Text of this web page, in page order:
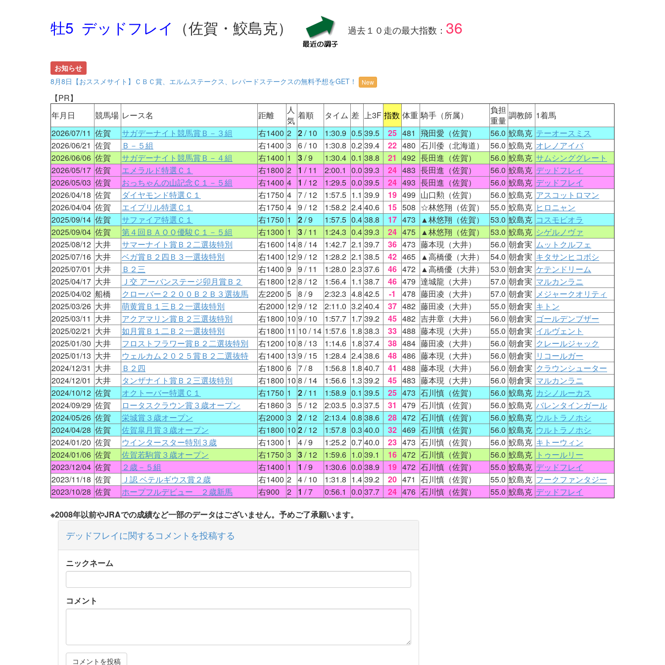
牡5 デッドフレイ （佐賀・鮫島克） 過去１０走の最大指数： 36
お知らせ
8月8日【おススメサイト】ＣＢＣ賞、エルムステークス、レパードステークスの無料予想をGET！
New
【PR】
年月日
競馬場 レース名 距離
人
気 着順 タイム 差 上3F 指数 体重 騎手（所属）
負担
重量 調教師 1着馬
2026/07/11 佐賀 サガデーナイト競馬賞Ｂ－３組 右1400 2 2/ 10 1:30.9 0.539.5 25 481 飛田愛（佐賀） 56.0 鮫島克 テーオースミス
2026/06/21 佐賀 Ｂ－５組 右1400 3 6/ 10 1:30.8 0.239.4 22 480 石川倭（北海道） 56.0 鮫島克 オレノアイバ
2026/06/06 佐賀 サガデーナイト競馬賞Ｂ－４組 右1400 1 3/ 9 1:30.4 0.1 38.8 21 492 長田進（佐賀） 56.0 鮫島克 サムシンググレート
2026/05/17 佐賀 エメラルド特選Ｃ１ 右1800 2 1 / 11 2:00.1 0.0 39.3 24 483 長田進（佐賀） 56.0 鮫島克 デッドフレイ
2026/05/03 佐賀 おっちゃんの山記念Ｃ１－５組 右1400 4 1 / 12 1:29.5 0.0 39.5 24 493 長田進（佐賀） 56.0 鮫島克 デッドフレイ
2026/04/18 佐賀 ダイヤモンド特選Ｃ１ 右1750 4 7/ 12 1:57.5 1.1 39.9 19 499 山口勲（佐賀） 56.0 鮫島克 アスコットロマン
2026/04/04 佐賀 エイプリル特選Ｃ１ 右1750 4 9 / 12 1:58.2 2.440.6 15 508 ☆林悠翔（佐賀） 55.0 鮫島克 ヒロニャン
2025/09/14 佐賀 サファイア特選Ｃ１ 右1750 1 2/ 9 1:57.5 0.438.8 17 473 ▲林悠翔（佐賀） 53.0 鮫島克 コスモビオラ
2025/09/04 佐賀 第４回ＢＡＯＯ優駿Ｃ１－５組 右1300 1 3/ 11 1:24.3 0.439.3 24 475 ▲林悠翔（佐賀） 53.0 鮫島克 シゲルノヴァ
2025/08/12 大井 サマーナイト賞Ｂ２二選抜特別 右1600 148 / 14 1:42.7 2.1 39.7 36 473 藤本現（大井） 56.0 朝倉実 ムットクルフェ
2025/07/16 大井 ベガ賞Ｂ２四Ｂ３一選抜特別 右1400 129 / 12 1:28.2 2.1 38.5 42 465 ▲高橋優（大井） 54.0 朝倉実 キタサンヒコボシ
2025/07/01 大井 Ｂ２三 右1400 9 9 / 11 1:28.0 2.3 37.6 46 472 ▲高橋優（大井） 53.0 朝倉実 ケテンドリーム
2025/04/17 大井 Ｊ交 アーバンステージ卯月賞Ｂ２ 右1800 128 / 12 1:56.4 1.1 38.7 46 479 達城龍（大井） 57.0 朝倉実 マルカンラニ
2025/04/02 船橋 クローバー２２００Ｂ２Ｂ３選抜馬 左2200 5 8 / 9 2:32.3 4.8 42.5 -1 478 藤田凌（大井） 57.0 朝倉実 メジャークオリティ
2025/03/26 大井 萌黄賞Ｂ１三Ｂ２一選抜特別 右2000 129 / 12 2:11.0 3.240.4 37 482 藤田凌（大井） 55.0 朝倉実 キトン
2025/03/11 大井 アクアマリン賞Ｂ２三選抜特別 右1800 10 9 / 10 1:57.7 1.739.2 45 482 吉井章（大井） 56.0 朝倉実 ゴールデンブザー
2025/02/21 大井 如月賞Ｂ１二Ｂ２一選抜特別 右1800 11 10 / 14 1:57.6 1.8 38.3 33 488 藤本現（大井） 55.0 朝倉実 イルヴェント
2025/01/30 大井 フロストフラワー賞Ｂ２二選抜特別 右1200 10 8 / 13 1:14.6 1.8 37.4 38 484 藤田凌（大井） 56.0 朝倉実 クレールジャック
2025/01/13 大井 ウェルカム２０２５賞Ｂ２二選抜特 右1400 13 9 / 15 1:28.4 2.438.6 48 486 藤本現（大井） 56.0 朝倉実 リコールガー
2024/12/31 大井 Ｂ２四 右1800 6 7/ 8 1:56.8 1.8 40.7 41 488 藤本現（大井） 56.0 朝倉実 クラウンシューター
2024/12/01 大井 タンザナイト賞Ｂ２三選抜特別 右1800 10 8 / 14 1:56.6 1.3 39.2 45 483 藤本現（大井） 56.0 朝倉実 マルカンラニ
2024/10/12 佐賀 オクトーバー特選Ｃ１ 右1750 1 2/ 11 1:58.9 0.1 39.5 25 473 石川慎（佐賀） 56.0 鮫島克 カシノルーカス
2024/09/29 佐賀 ロータスクラウン賞３歳オープン 右1860 3 5/ 12 2:03.5 0.3 37.5 31 479 石川慎（佐賀） 56.0 鮫島克 バレンタインガール
2024/05/26 佐賀 栄城賞３歳オープン 右2000 3 2/ 12 2:13.4 0.8 38.6 28 472 石川慎（佐賀） 56.0 鮫島克 ウルトラノホシ
2024/04/28 佐賀 佐賀皐月賞３歳オープン 右1800 10 2/ 12 1:57.8 0.3 40.0 32 469 石川慎（佐賀） 56.0 鮫島克 ウルトラノホシ
2024/01/20 佐賀 ウインタースター特別３歳 右1300 1 4/ 9 1:25.2 0.740.0 23 473 石川慎（佐賀） 56.0 鮫島克 キトーウィン
2024/01/06 佐賀 佐賀若駒賞３歳オープン 右1750 3 3/ 12 1:59.6 1.0 39.1 16 472 石川慎（佐賀） 56.0 鮫島克 トゥールリー
2023/12/04 佐賀 ２歳－５組 右1400 1 1 / 9 1:30.6 0.0 38.9 19 472 石川慎（佐賀） 55.0 鮫島克 デッドフレイ
2023/11/18 佐賀 Ｊ認 ベテルギウス賞２歳 右1400 2 4/ 10 1:31.8 1.439.2 20 471 石川慎（佐賀） 55.0 鮫島克 フークファンタジー
2023/10/28 佐賀 ホープフルデビュー ２歳新馬 右900 2 1 / 7 0:56.1 0.0 37.7 24 476 石川慎（佐賀） 55.0 鮫島克 デッドフレイ
※2008年以前やJRAでの成績など一部のデータはございません。予めご了承願います。
デッドフレイに関するコメントを投稿する
ニックネーム
コメント